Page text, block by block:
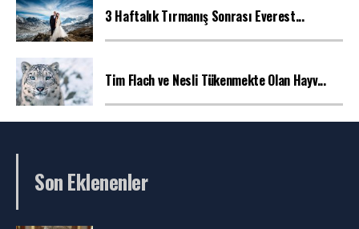
3 Haftalık Tırmanış Sonrası Everest...
Tim Flach ve Nesli Tükenmekte Olan Hayv...
Son Eklenenler